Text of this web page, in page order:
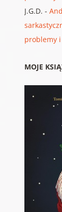
J.G.D. -
problemy
MOJE